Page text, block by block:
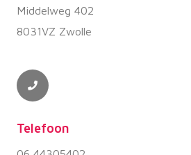
Middelweg 402
8031VZ Zwolle
Telefoon